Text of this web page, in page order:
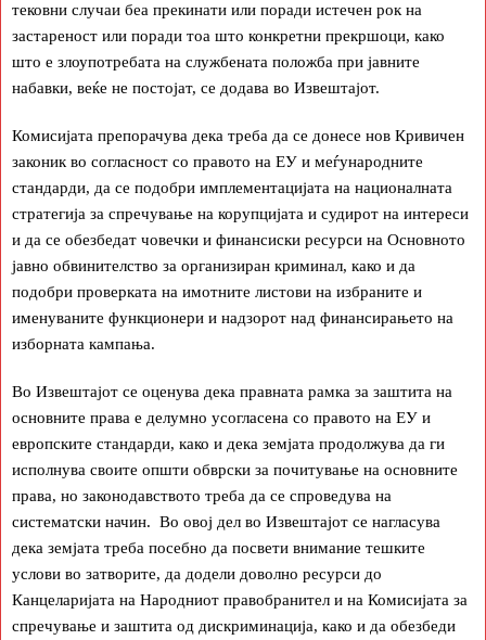
тековни случаи беа прекинати или поради истечен рок на
застареност или поради тоа што конкретни прекршоци, како
што е злоупотребата на службената положба при јавните
набавки, веќе не постојат, се додава во Извештајот.
Комисијата препорачува дека треба да се донесе нов Кривичен
законик во согласност со правото на ЕУ и меѓународните
стандарди, да се подобри имплементацијата на националната
стратегија за спречување на корупцијата и судирот на интереси
и да се обезбедат човечки и финансиски ресурси на Основното
јавно обвинителство за организиран криминал, како и да
подобри проверката на имотните листови на избраните и
именуваните функционери и надзорот над финансирањето на
изборната кампања.
Во Извештајот се оценува дека правната рамка за заштита на
основните права е делумно усогласена со правото на ЕУ и
европските стандарди, како и дека земјата продолжува да ги
исполнува своите општи обврски за почитување на основните
права, но законодавството треба да се спроведува на
систематски начин. Во овој дел во Извештајот се нагласува
дека земјата треба посебно да посвети внимание тешките
услови во затворите, да додели доволно ресурси до
Канцеларијата на Народниот правобранител и на Комисијата за
спречување и заштита од дискриминација, како и да обезбеди